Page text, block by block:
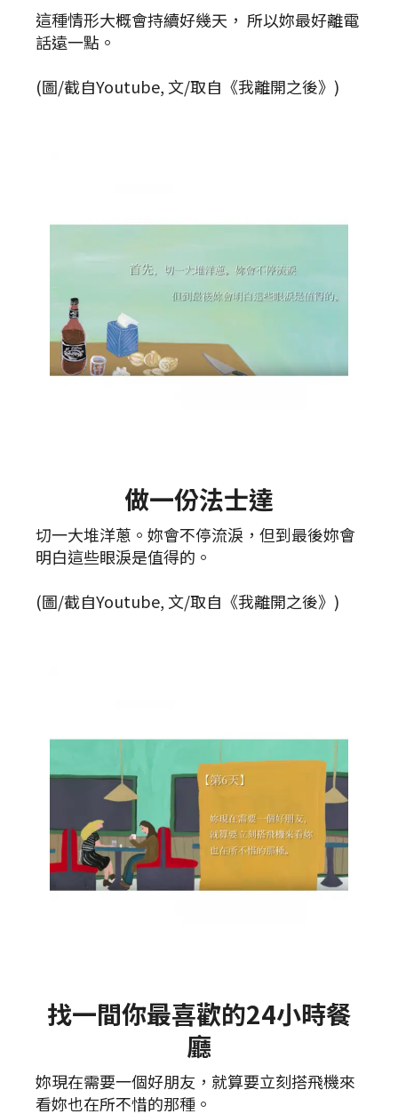
這種情形大概會持續好幾天， 所以妳最好離電
話遠一點。
(圖/截自Youtube, 文/取自《我離開之後》)
做一份法士達
切一大堆洋蔥。妳會不停流淚，但到最後妳會
明白這些眼淚是值得的。
(圖/截自Youtube, 文/取自《我離開之後》)
找一間你最喜歡的24小時餐
廳
妳現在需要一個好朋友，就算要立刻搭飛機來
看妳也在所不惜的那種。